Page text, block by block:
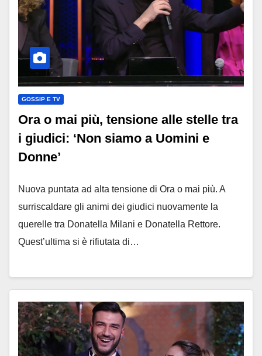
GOSSIP E TV
Ora o mai più, tensione alle stelle tra
i giudici: ‘Non siamo a Uomini e
Donne’
Nuova puntata ad alta tensione di Ora o mai più. A
surriscaldare gli animi dei giudici nuovamente la
querelle tra Donatella Milani e Donatella Rettore.
Quest’ultima si è rifiutata di…